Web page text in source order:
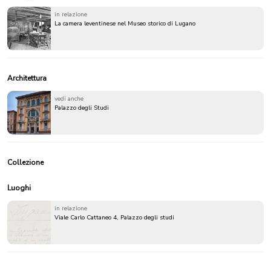
in relazione
La camera leventinese nel Museo storico di Lugano
Architettura
vedi anche
Palazzo degli Studi
Collezione
Luoghi
in relazione
Viale Carlo Cattaneo 4, Palazzo degli studi